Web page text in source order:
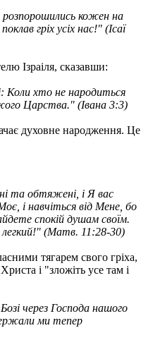
розпорошились кожен на
гріх усіх нас!" (Ісаї
Ізраіля, сказавши:
Коли хто не народиться
Царства." (Івана 3:3)
духовне народження. Це
та обтяжені, і Я вас
і навчіться від Мене, бо
спокій душам своїм.
(Матв. 11:28-30)
тягарем свого гріха,
і "зложіть усе там і
через Господа нашого
ми тепер